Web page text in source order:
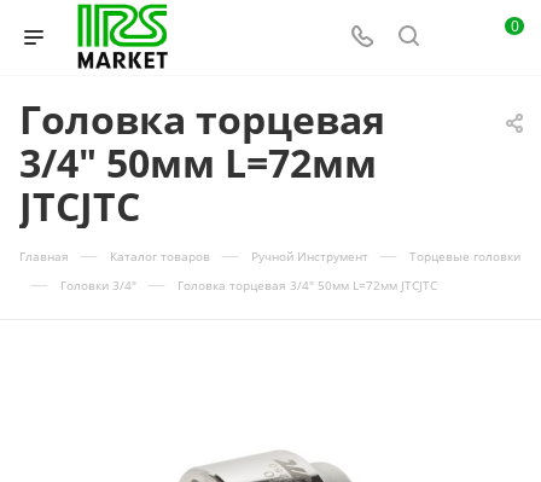
0
Головка торцевая
3/4" 50мм L=72мм
JTCJTC
Главная — Каталог товаров — Ручной Инструмент — Торцевые головки
— Головки 3/4" — Головка торцевая 3/4" 50мм L=72мм JTCJTC